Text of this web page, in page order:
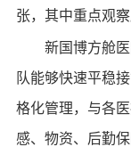
张，其中重点观
新国博方舱
队能够快速平稳
格化管理，与各
感、物资、后勤保